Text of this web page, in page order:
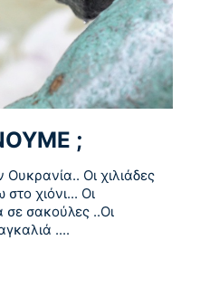
;
Οι χιλιάδες
χιόνι... Οι
σε σακούλες ..Οι
....